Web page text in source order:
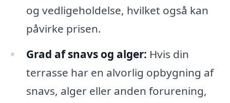
og vedligeholdelse, hvilket også kan
påvirke prisen.
Grad af snavs og alger: Hvis din
terrasse har en alvorlig opbygning af
snavs, alger eller anden forurening,